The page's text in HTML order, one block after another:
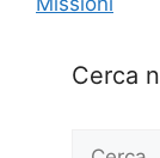
Cerca